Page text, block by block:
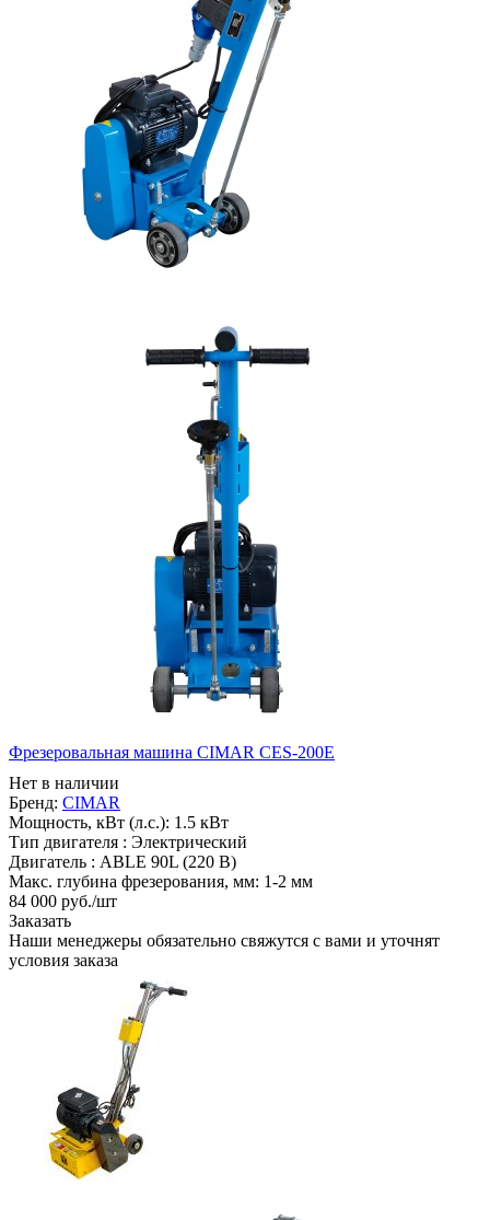
Фрезеровальная машина CIMAR CES-200E
Нет в наличии
Бренд: CIMAR
Мощность, кВт (л.с.): 1.5 кВт
Тип двигателя : Электрический
Двигатель : ABLE 90L (220 В)
Макс. глубина фрезерования, мм: 1-2 мм
84 000 руб./шт
Заказать
Наши менеджеры обязательно свяжутся с вами и уточнят
условия заказа